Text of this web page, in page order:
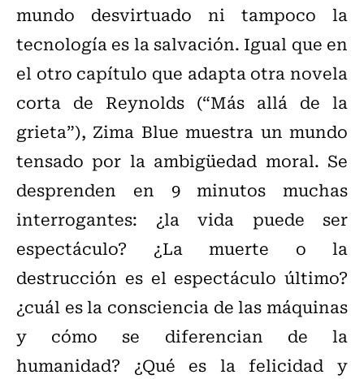
mundo desvirtuado ni tampoco la
tecnología es la salvación. Igual que en
el otro capítulo que adapta otra novela
corta de Reynolds (“Más allá de la
grieta”), Zima Blue muestra un mundo
tensado por la ambigüedad moral. Se
desprenden en 9 minutos muchas
interrogantes: ¿la vida puede ser
espectáculo? ¿La muerte o la
destrucción es el espectáculo último?
¿cuál es la consciencia de las máquinas
y cómo se diferencian de la
humanidad? ¿Qué es la felicidad y